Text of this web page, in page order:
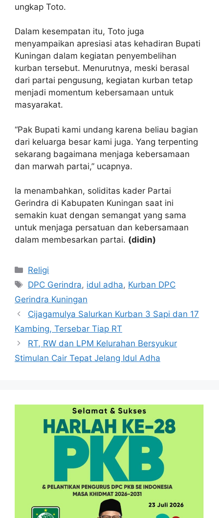
ungkap Toto.
Dalam kesempatan itu, Toto juga
menyampaikan apresiasi atas kehadiran Bupati
Kuningan dalam kegiatan penyembelihan
kurban tersebut. Menurutnya, meski berasal
dari partai pengusung, kegiatan kurban tetap
menjadi momentum kebersamaan untuk
masyarakat.
“Pak Bupati kami undang karena beliau bagian
dari keluarga besar kami juga. Yang terpenting
sekarang bagaimana menjaga kebersamaan
dan marwah partai,” ucapnya.
Ia menambahkan, soliditas kader Partai
Gerindra di Kabupaten Kuningan saat ini
semakin kuat dengan semangat yang sama
untuk menjaga persatuan dan kebersamaan
dalam membesarkan partai. (didin)
Kategori
Religi
Tag
DPC Gerindra, idul adha, Kurban DPC
Gerindra Kuningan
Cijagamulya Salurkan Kurban 3 Sapi dan 17
Kambing, Tersebar Tiap RT
RT, RW dan LPM Kelurahan Bersyukur
Stimulan Cair Tepat Jelang Idul Adha